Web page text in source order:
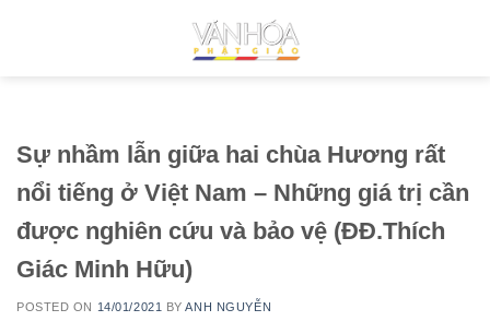
Sự nhầm lẫn giữa hai chùa Hương rất
nổi tiếng ở Việt Nam – Những giá trị cần
được nghiên cứu và bảo vệ (ÐÐ.Thích
Giác Minh Hữu)
POSTED ON 14/01/2021 BYANH NGUYỄN